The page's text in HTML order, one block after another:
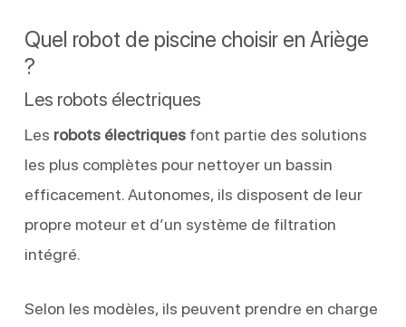
Quel robot de piscine choisir en Ariège
?
Les robots électriques
Les robots électriquesfont partie des solutions
les plus complètes pour nettoyer un bassin
efficacement. Autonomes, ils disposent de leur
propre moteur et d’un système de filtration
intégré.
Selon les modèles, ils peuvent prendre en charge